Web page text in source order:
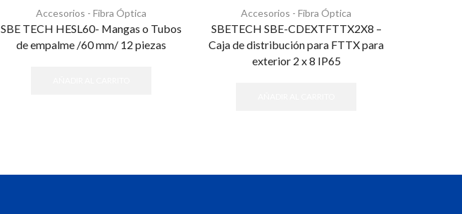
Accesorios - Fibra Óptica
SBE TECH HESL60- Mangas o Tubos
de empalme /60 mm/ 12 piezas
Accesorios - Fibra Óptica
SBETECH SBE-CDEXTFTTX2X8 –
Caja de distribución para FTTX para
exterior 2 x 8 IP65